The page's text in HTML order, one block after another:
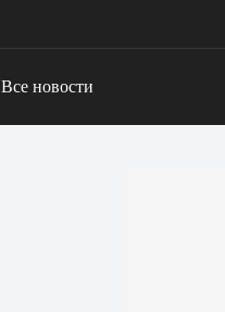
Все новости